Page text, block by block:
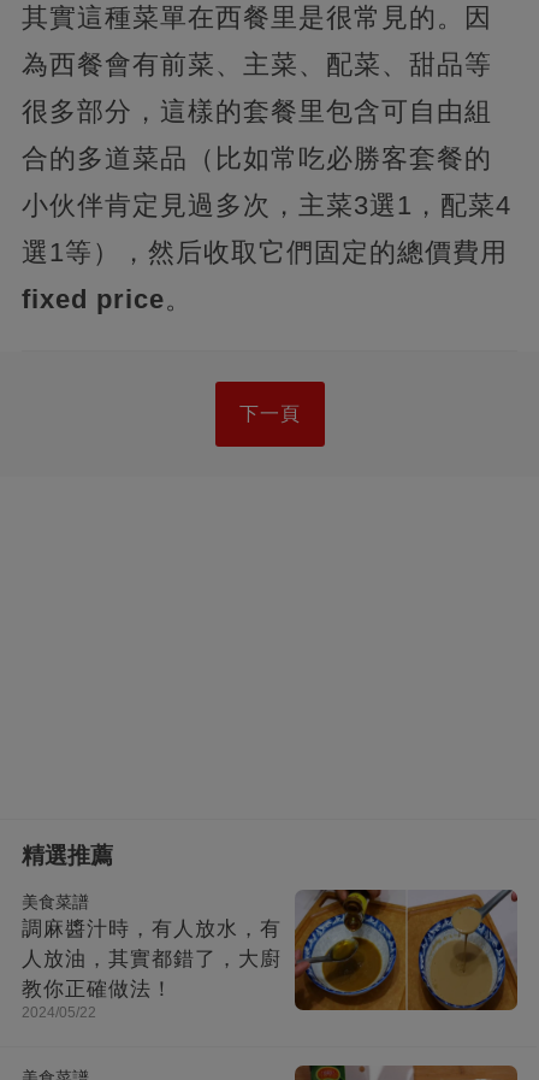
其實這種菜單在西餐里是很常見的。因
為西餐會有前菜、主菜、配菜、甜品等
很多部分，這樣的套餐里包含可自由組
合的多道菜品（比如常吃必勝客套餐的
小伙伴肯定見過多次，主菜3選1，配菜4
選1等），然后收取它們固定的總價費用
fixed price。
下一頁
精選推薦
美食菜譜
調麻醬汁時，有人放水，有
人放油，其實都錯了，大廚
教你正確做法！
2024/05/22